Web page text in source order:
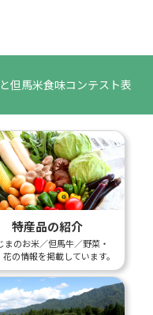
但馬米食味コンテスト表
特産品の紹介
まのお米／但馬牛／野菜・
の情報を掲載しています。